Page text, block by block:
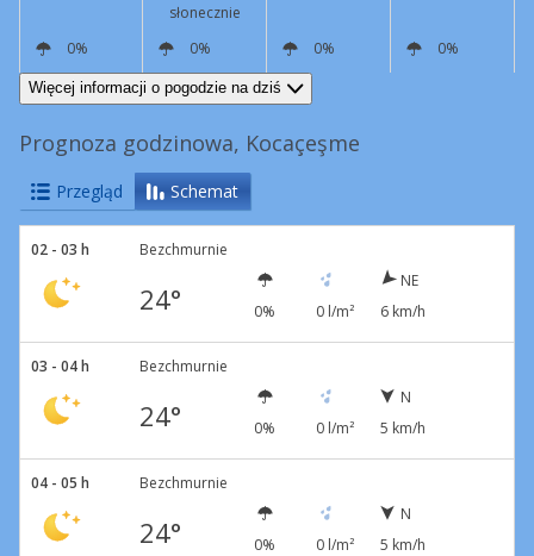
słonecznie
0% 0% 0%
0%
N
6 km/h N
14 km/h
Więcej informacji o pogodzie na dziś
Prognoza godzinowa, Kocaçeşme
Przegląd Schemat
02 - 03 h Bezchmurnie
24° 0% 0 l/m²
NE
6 km/h
03 - 04 h Bezchmurnie
24° 0% 0 l/m²
N
5 km/h
04 - 05 h Bezchmurnie
24° 0% 0 l/m²
N
5 km/h